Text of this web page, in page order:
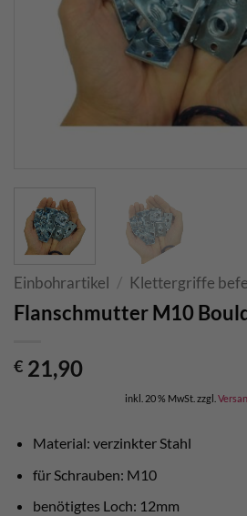
Einbohrartikel / Klettergriffe
Flanschmutter M10
€ 21,90
inkl. 20 % MwSt. zzgl.
Material: verzinkter Stahl
für Schrauben: M10
benötigtes Loch: 12mm